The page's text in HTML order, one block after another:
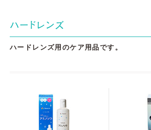
ハードレンズ
ハードレンズ用のケア用品です。